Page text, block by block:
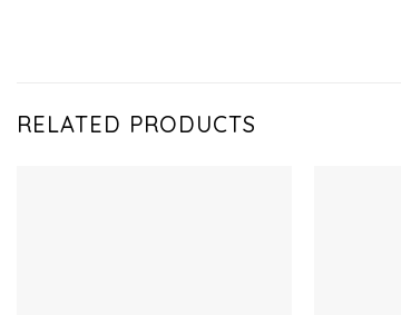
RELATED PRODUCTS